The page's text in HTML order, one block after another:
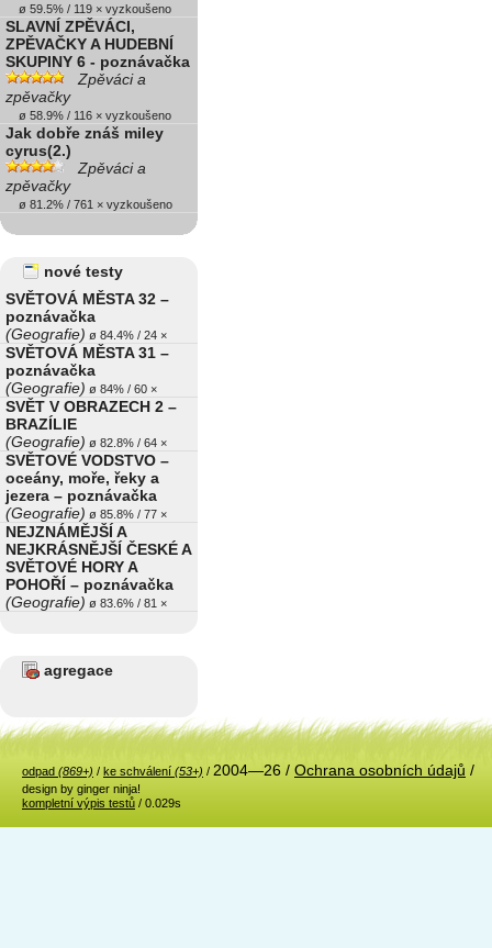
ø 59.5% / 119 × vyzkoušeno
SLAVNÍ ZPĚVÁCI,
ZPĚVAČKY A HUDEBNÍ
SKUPINY 6 - poznávačka
Zpěváci a
zpěvačky
ø 58.9% / 116 × vyzkoušeno
Jak dobře znáš miley
cyrus(2.)
Zpěváci a
zpěvačky
ø 81.2% / 761 × vyzkoušeno
nové testy
SVĚTOVÁ MĚSTA 32 –
poznávačka
(Geografie) ø 84.4% / 24 ×
SVĚTOVÁ MĚSTA 31 –
poznávačka
(Geografie) ø 84% / 60 ×
SVĚT V OBRAZECH 2 –
BRAZÍLIE
(Geografie) ø 82.8% / 64 ×
SVĚTOVÉ VODSTVO –
oceány, moře, řeky a
jezera – poznávačka
(Geografie) ø 85.8% / 77 ×
NEJZNÁMĚJŠÍ A
NEJKRÁSNĚJŠÍ ČESKÉ A
SVĚTOVÉ HORY A
POHOŘÍ – poznávačka
(Geografie) ø 83.6% / 81 ×
agregace
odpad (869+) / ke schválení (53+) / 2004—26 / Ochrana osobních údajů /
design by ginger ninja!
kompletní výpis testů / 0.029s